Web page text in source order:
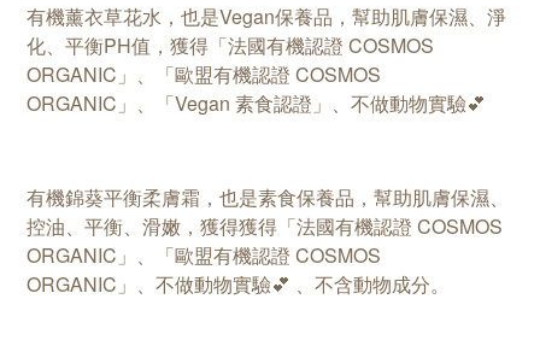
有機薰衣草花水，也是Vegan保養品，幫助肌膚保濕、淨
化、平衡PH值，獲得「法國有機認證 COSMOS
ORGANIC」、「歐盟有機認證 COSMOS
ORGANIC」、「Vegan 素食認證」、不做動物實驗💕
有機錦葵平衡柔膚霜，也是素食保養品，幫助肌膚保濕、
控油、平衡、滑嫩，獲得獲得「法國有機認證 COSMOS
ORGANIC」、「歐盟有機認證 COSMOS
ORGANIC」、不做動物實驗💕 、不含動物成分。